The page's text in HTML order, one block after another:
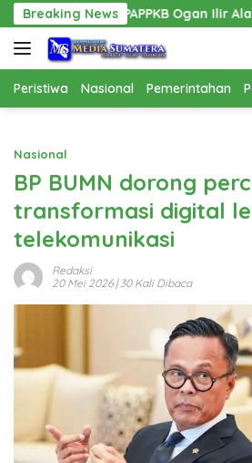
Langsung
ke
konten
Breaking NewsOgan Ilir Alami Kecelakaan
Peristiwa Nasional Pemerintahan
Nasional
BP BUMN dorong
transformasi digital
telekomunikasi
Redaksi
20 Mei 2026| 30 Kali Dibaca